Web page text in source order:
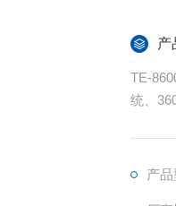
产
TE-
统、
产